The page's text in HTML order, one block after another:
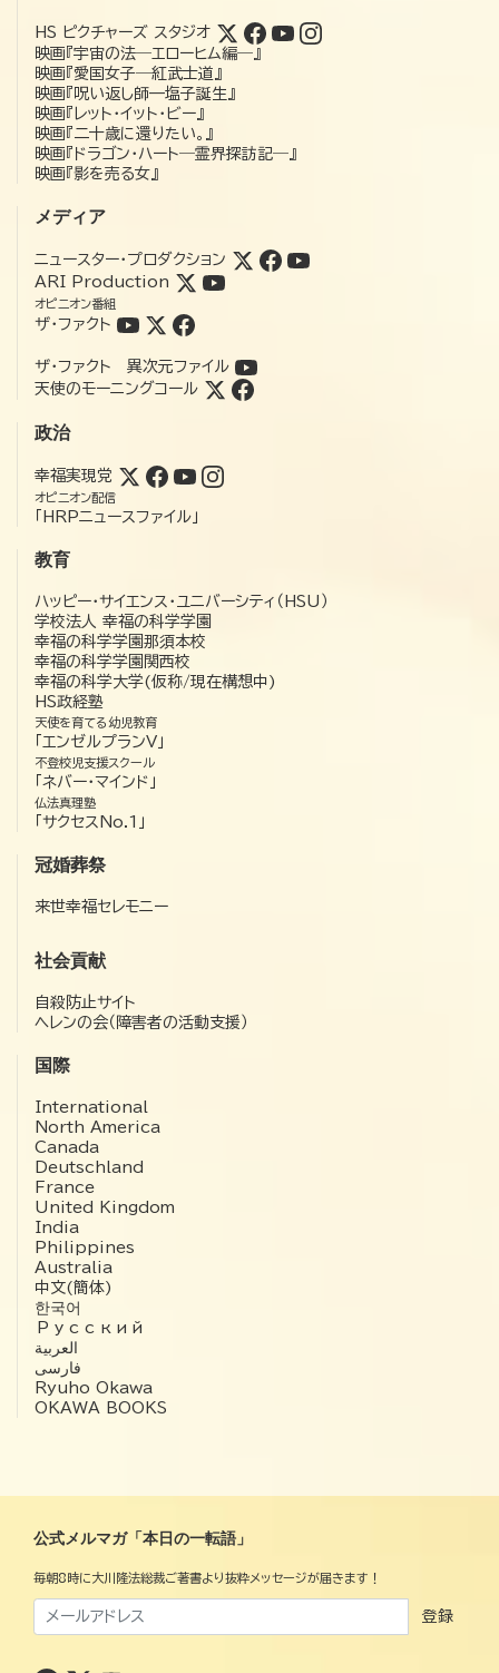
HS ピクチャーズ スタジオ
映画『宇宙の法―エローヒム編―』
映画『愛国女子―紅武士道』
映画『呪い返し師—塩子誕生』
映画『レット・イット・ビー』
映画『二十歳に還りたい。』
映画『ドラゴン・ハート―霊界探訪記―』
映画『影を売る女』
メディア
ニュースター・プロダクション
ARI Production
オピニオン番組
ザ・ファクト
ザ・ファクト 異次元ファイル
天使のモーニングコール
政治
幸福実現党
オピニオン配信
「HRPニュースファイル」
教育
ハッピー・サイエンス・ユニバーシティ（HSU）
学校法人 幸福の科学学園
幸福の科学学園那須本校
幸福の科学学園関西校
幸福の科学大学(仮称/現在構想中)
HS政経塾
天使を育てる幼児教育
「エンゼルプランV」
不登校児支援スクール
「ネバー・マインド」
仏法真理塾
「サクセスNo.1」
冠婚葬祭
来世幸福セレモニー
社会貢献
自殺防止サイト
ヘレンの会（障害者の活動支援）
国際
International
North America
Canada
Deutschland
France
United Kingdom
India
Philippines
Australia
中文(簡体)
한국어
Русский
العربية‏
فارسی
Ryuho Okawa
OKAWA BOOKS
公式メルマガ「本日の一転語」
毎朝8時に大川隆法総裁ご著書より抜粋メッセージが届きます！
登録